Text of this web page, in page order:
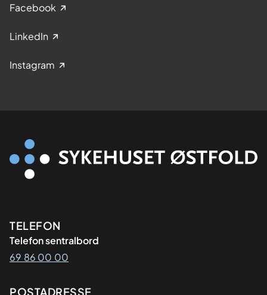
Facebook
LinkedIn
Instagram
Kontaktinformasjon
TELEFON
Telefon sentralbord
69 86 00 00
POSTADRESSE